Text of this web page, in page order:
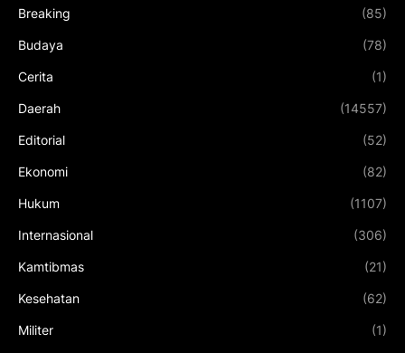
Breaking (85)
Budaya (78)
Cerita (1)
Daerah (14557)
Editorial (52)
Ekonomi (82)
Hukum (1107)
Internasional (306)
Kamtibmas (21)
Kesehatan (62)
Militer (1)